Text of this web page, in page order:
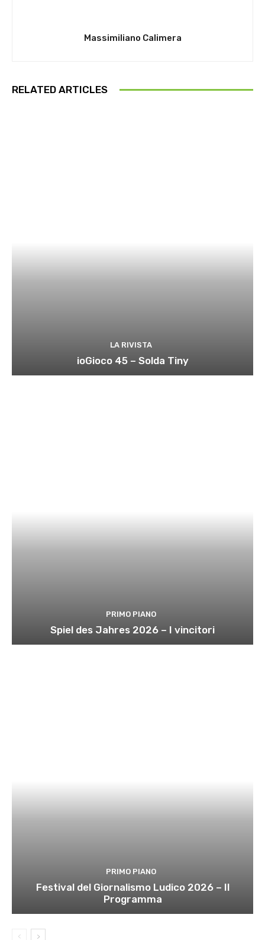
Massimiliano Calimera
RELATED ARTICLES
LA RIVISTA
ioGioco 45 – Solda Tiny
PRIMO PIANO
Spiel des Jahres 2026 – I vincitori
PRIMO PIANO
Festival del Giornalismo Ludico 2026 – Il
Programma